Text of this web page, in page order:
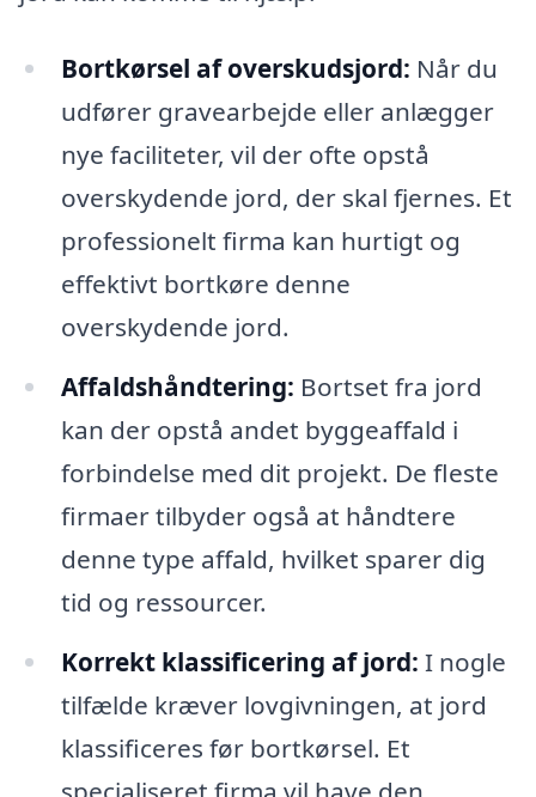
Bortkørsel af overskudsjord: Når du
udfører gravearbejde eller anlægger
nye faciliteter, vil der ofte opstå
overskydende jord, der skal fjernes. Et
professionelt firma kan hurtigt og
effektivt bortkøre denne
overskydende jord.
Affaldshåndtering: Bortset fra jord
kan der opstå andet byggeaffald i
forbindelse med dit projekt. De fleste
firmaer tilbyder også at håndtere
denne type affald, hvilket sparer dig
tid og ressourcer.
Korrekt klassificering af jord: I nogle
tilfælde kræver lovgivningen, at jord
klassificeres før bortkørsel. Et